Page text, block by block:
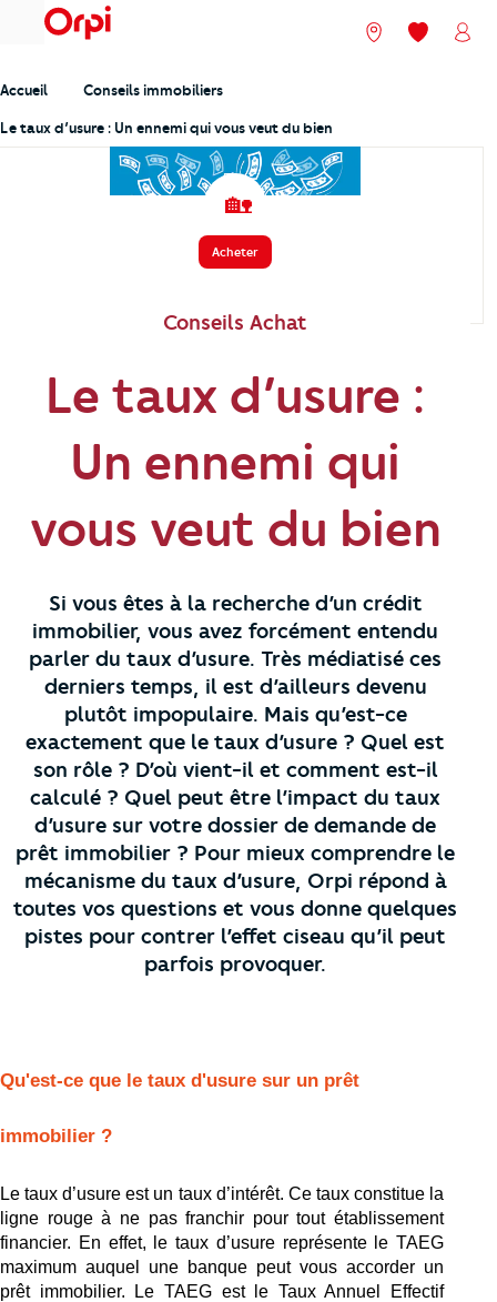
menu Nos agences
Mes
Accueil Conseils immobiliers
Le taux d’usure : Un ennemi qui vous veut du bien
️ 🏡
Acheter
Conseils Achat
Le taux d’usure :
Un ennemi qui
vous veut du bien
Si vous êtes à la recherche d’un crédit
immobilier, vous avez forcément entendu
parler du taux d’usure. Très médiatisé ces
derniers temps, il est d’ailleurs devenu
plutôt impopulaire. Mais qu’est-ce
exactement que le taux d’usure ? Quel est
son rôle ? D’où vient-il et comment est-il
calculé ? Quel peut être l’impact du taux
d’usure sur votre dossier de demande de
prêt immobilier ? Pour mieux comprendre le
mécanisme du taux d’usure, Orpi répond à
toutes vos questions et vous donne quelques
pistes pour contrer l’effet ciseau qu’il peut
parfois provoquer.
Qu'est-ce que le taux d'usure sur un prêt
immobilier ?
Le taux d’usure est un taux d’intérêt. Ce taux constitue la
ligne rouge à ne pas franchir pour tout établissement
financier. En effet, le taux d’usure représente le TAEG
maximum auquel une banque peut vous accorder un
prêt immobilier. Le TAEG est le Taux Annuel Effectif